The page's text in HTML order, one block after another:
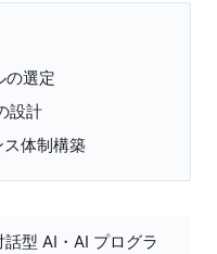
の選定
設計
体制構築
型 AI・AI プログラ